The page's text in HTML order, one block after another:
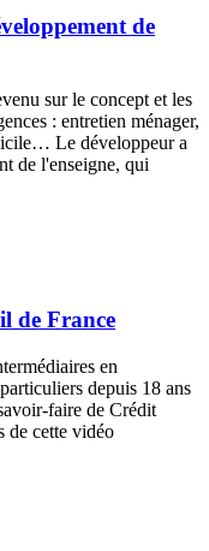
de
sur le concept et les
: entretien ménager,
Le développeur a
de l'enseigne, qui
de France
en
depuis 18 ans
faire de Crédit
de cette vidéo